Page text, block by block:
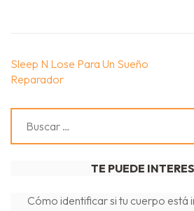
Navegación
de
Sleep N Lose Para Un Sueño
Reparador
TE PUEDE
Cómo identificar si tu cuerpo está